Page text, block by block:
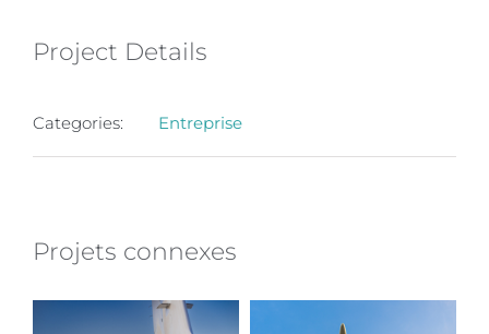
Project Details
Categories: Entreprise
Projets connexes